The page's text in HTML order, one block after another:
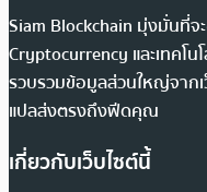
Siam Blockchain มุ่งมั่นที่จ
Cryptocurrency และเทคโน
รวบรวมข้อมูลส่วนใหญ่จากเ
แปลส่งตรงถึงฟีดคุณ
เกี่ยวกับเว็บไซต์นี้